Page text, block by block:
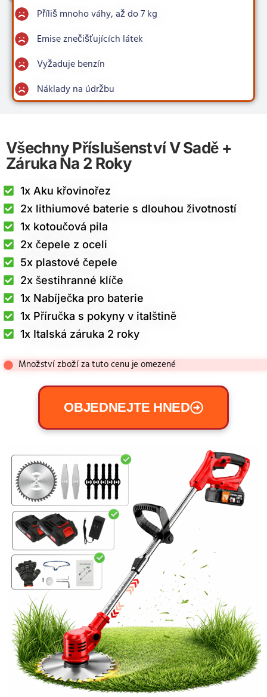
Příliš mnoho váhy, až do 7 kg
Emise znečišťujících látek
Vyžaduje benzín
Náklady na údržbu
Všechny Příslušenství V Sadě +
Záruka Na 2 Roky
1x Aku křovinořez​
2x lithiumové baterie s dlouhou životností
1x kotoučová pila
2x čepele z oceli
5x plastové čepele
2x šestihranné klíče
1x Nabíječka pro baterie
1x Příručka s pokyny v italštině
1x Italská záruka 2 roky
Množství zboží za tuto cenu je omezené
OBJEDNEJTE HNED